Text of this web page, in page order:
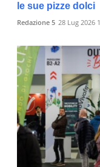
le sue pizze dolci
Redazione 5 28 Lug 2026